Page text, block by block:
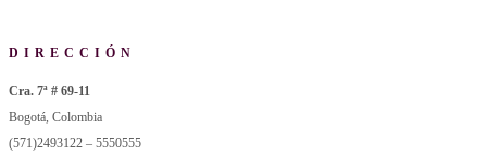
DIRECCIÓN
Cra. 7ª # 69-11
Bogotá, Colombia
(571)2493122 – 5550555